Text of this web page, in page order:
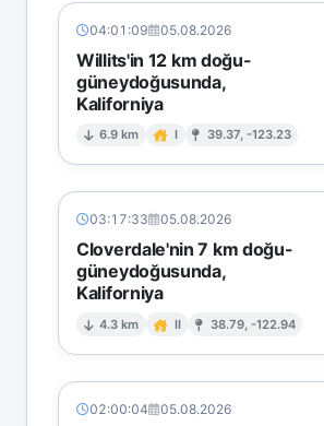
04:01:09 05.08.2026
Willits'in 12 km doğu-
güneydoğusunda,
Kaliforniya
6.9 km I 39.37, -123.23
03:17:33 05.08.2026
Cloverdale'nin 7 km doğu-
güneydoğusunda,
Kaliforniya
4.3 km II 38.79, -122.94
02:00:04 05.08.2026